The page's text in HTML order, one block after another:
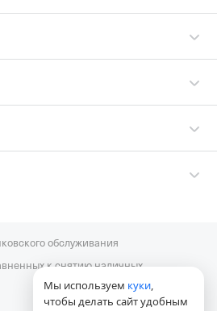
обслуживания
к снятию наличных
Мы используем куки,
чтобы делать сайт удобным